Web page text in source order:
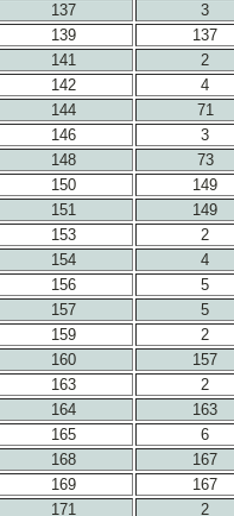
137 3
139 137
141 2
142 4
144 71
146 3
148 73
150 149
151 149
153 2
154 4
156 5
157 5
159 2
160 157
163 2
164 163
165 6
168 167
169 167
171 2